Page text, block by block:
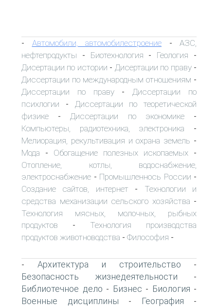
- Автомобили, автомобилестроение - АЗС,
нефтепродукты - Биотехнология - Геология -
Дисертации по истории - Дисертации по праву-
Диссертации по международным отношениям -
Диссертации по праву- Диссертации по
психлогии - Диссертации по теоретической
физике - Диссертации по экономике-
Компьютеры, радиотехника, электроника -
Мелиорация, рекультивация и охрана земель -
Мода - Обогащение полезных ископаемых -
Отопление, котлы, водоснабжение,
электроснабжение - Промышленнось России -
Создание сайтов, интернет - Технологии и
средства механизации сельского хозяйства -
Технология мясных, молочных, рыбных
продуктов - Технология производства
продуктов животноводства - Философия -
- Архитектура и строительство -
Безопасность жизнедеятельности -
Библиотечное дело - Бизнес - Биология -
Военные дисциплины - География -